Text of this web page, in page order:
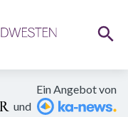
Ein Angebot von
und